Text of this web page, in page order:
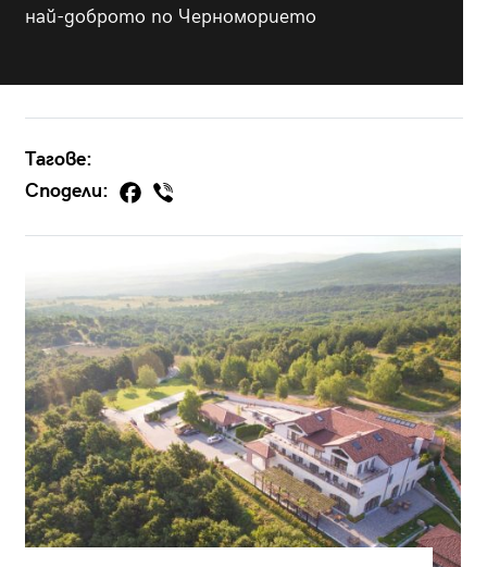
най-доброто по Черноморието
Тагове:
Сподели: